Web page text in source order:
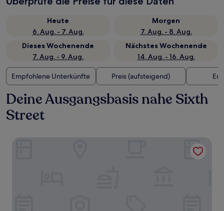
Heute
6. Aug. - 7. Aug.
Morgen
7. Aug. - 8. Aug.
Dieses Wochenende
7. Aug. - 9. Aug.
Nächstes Wochenende
14. Aug. - 16. Aug.
Empfohlene Unterkünfte Preis (aufsteigend)
Deine Ausgangsbasis nahe Sixth
Street